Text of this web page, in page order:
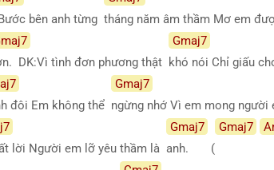
bên anh từng tháng năm âm thầm Mơ em
DK:Vì tình đơn phương thật
Gmaj7
khó nói Chỉ giấu
đôi Em không thể
Gmaj7
ngừng nhớ Vì em mong người
lời Người em lỡ yêu thầm là
Gmaj7
anh.
(
Gmaj7